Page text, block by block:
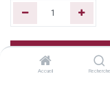
Accueil Recherche